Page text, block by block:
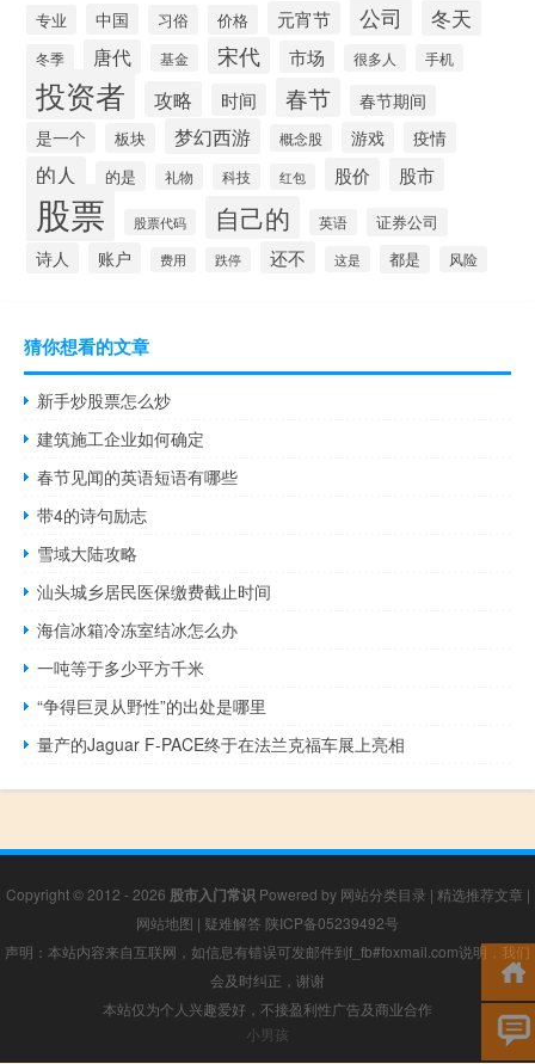
专业 中国 习俗 价格 元宵节 公司 冬天
冬季 唐代 基金 宋代 市场 很多人 手机
投资者 攻略 时间 春节
春节期间
是一个
板块 梦幻西游 概念股 游戏 疫情
的人 的是 礼物 科技 红包 股价 股市
股票 股票代码 自己的 英语 证券公司
诗人 账户 费用 跌停 还不 这是 都是 风险
猜你想看的文章
新手炒股票怎么炒
建筑施工企业如何确定
春节见闻的英语短语有哪些
带4的诗句励志
雪域大陆攻略
汕头城乡居民医保缴费截止时间
海信冰箱冷冻室结冰怎么办
一吨等于多少平方千米
“争得巨灵从野性”的出处是哪里
量产的Jaguar F-PACE终于在法兰克福车展上亮相
Copyright © 2012 - 2026 股市入门常识Powered by 网站分类目录 | 精选推荐文章 |
网站地图 | 疑难解答 陕ICP备05239492号
声明：本站内容来自互联网，如信息有错误可发邮件到f_fb#foxmail.com说明，我们
会及时纠正，谢谢
本站仅为个人兴趣爱好，不接盈利性广告及商业合作
小男孩